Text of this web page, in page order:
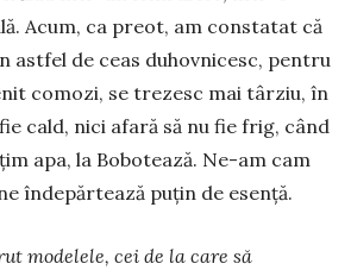
Acum, ca preot, am constatat că
astfel de ceas duhovnicesc, pentru
comozi, se trezesc mai târziu, în
cald, nici afară să nu fie frig, când
apa, la Bobotează. Ne-am cam
îndepărtează puțin de esență.
modelele, cei de la care să